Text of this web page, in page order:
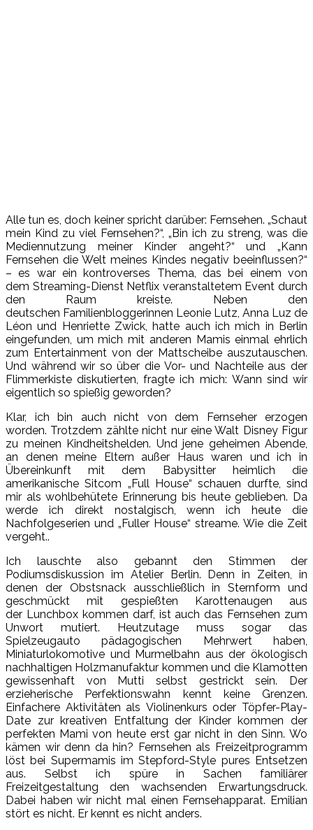
Alle tun es, doch keiner spricht darüber: Fernsehen. „Schaut
mein Kind zu viel Fernsehen?“, „Bin ich zu streng, was die
Mediennutzung meiner Kinder angeht?“ und „Kann
Fernsehen die Welt meines Kindes negativ beeinflussen?“
– es war ein kontroverses Thema, das bei einem von
dem Streaming-Dienst Netflix veranstaltetem Event durch
den Raum kreiste. Neben den
deutschen Familienbloggerinnen Leonie Lutz, Anna Luz de
Léon und Henriette Zwick, hatte auch ich mich in Berlin
eingefunden, um mich mit anderen Mamis einmal ehrlich
zum Entertainment von der Mattscheibe auszutauschen.
Und während wir so über die Vor- und Nachteile aus der
Flimmerkiste diskutierten, fragte ich mich: Wann sind wir
eigentlich so spießig geworden?
Klar, ich bin auch nicht von dem Fernseher erzogen
worden. Trotzdem zählte nicht nur eine Walt Disney Figur
zu meinen Kindheitshelden. Und jene geheimen Abende,
an denen meine Eltern außer Haus waren und ich in
Übereinkunft mit dem Babysitter heimlich die
amerikanische Sitcom „Full House“ schauen durfte, sind
mir als wohlbehütete Erinnerung bis heute geblieben. Da
werde ich direkt nostalgisch, wenn ich heute die
Nachfolgeserien und „Fuller House“ streame. Wie die Zeit
vergeht..
Ich lauschte also gebannt den Stimmen der
Podiumsdiskussion im Atelier Berlin. Denn in Zeiten, in
denen der Obstsnack ausschließlich in Sternform und
geschmückt mit gespießten Karottenaugen aus
der Lunchbox kommen darf, ist auch das Fernsehen zum
Unwort mutiert. Heutzutage muss sogar das
Spielzeugauto pädagogischen Mehrwert haben,
Miniaturlokomotive und Murmelbahn aus der ökologisch
nachhaltigen Holzmanufaktur kommen und die Klamotten
gewissenhaft von Mutti selbst gestrickt sein. Der
erzieherische Perfektionswahn kennt keine Grenzen.
Einfachere Aktivitäten als Violinenkurs oder Töpfer-Play-
Date zur kreativen Entfaltung der Kinder kommen der
perfekten Mami von heute erst gar nicht in den Sinn. Wo
kämen wir denn da hin? Fernsehen als Freizeitprogramm
löst bei Supermamis im Stepford-Style pures Entsetzen
aus. Selbst ich spüre in Sachen familiärer
Freizeitgestaltung den wachsenden Erwartungsdruck.
Dabei haben wir nicht mal einen Fernsehapparat. Emilian
stört es nicht. Er kennt es nicht anders.